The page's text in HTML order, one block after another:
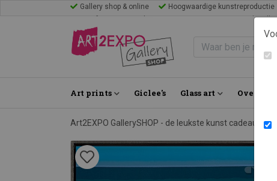
Gallery shop & online Hoogwaardige kunstreproductie
Bezoek
Art prints Giclee's Glass art Over ons
Art2EXPO GallerySHOP - de leukste kunst cadeau